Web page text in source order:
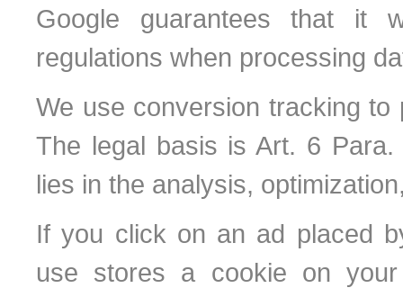
Google guarantees that it
regulations when processing
We use conversion tracking
The legal basis is Art. 6
lies in the analysis,
If you click on an ad placed
use stores a cookie on your